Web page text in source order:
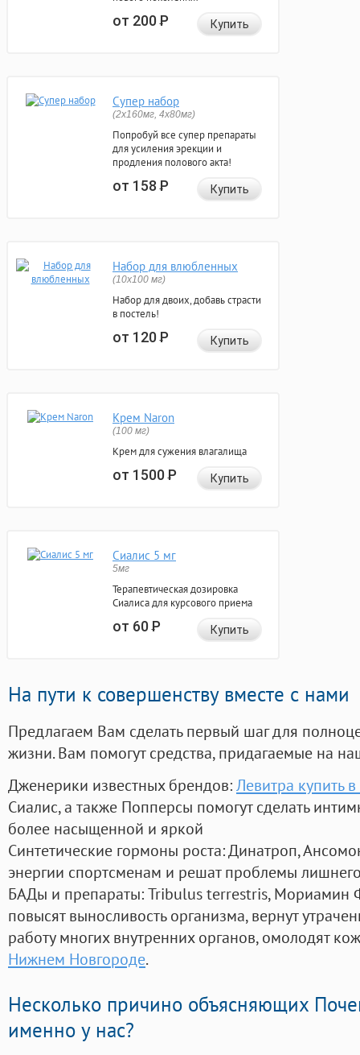
от 200Р Купить
Супер набор
(2х160мг, 4х80мг)
Попробуй все супер препараты
для усиления эрекции и
продления полового акта!
от 158Р Купить
Набор для влюбленных
(10х100 мг)
Набор для двоих, добавь страсти
в постель!
от 120Р Купить
Крем Naron
(100 мг)
Крем для сужения влагалища
от 1500Р Купить
Сиалис 5 мг
5мг
Терапевтическая дозировка
Сиалиса для курсового приема
от 60Р Купить
На пути к совершенству вместе с нами
Предлагаем Вам сделать первый шаг для
жизни. Вам помогут средства, придагаемые на
Дженерики известных брендов:Левитра купить
Сиалис, а также Попперсы помогут сделать
более насыщенной и яркой
Синтетические гормоны роста: Динатроп,
энергии спортсменам и решат проблемы
БАДы и препараты:Tribulus terrestris, Мориамин
повысят выносливость организма, вернут
работу многих внутренних органов, омолодят
Нижнем Новгороде.
Несколько причино объясняющих
именно у нас?